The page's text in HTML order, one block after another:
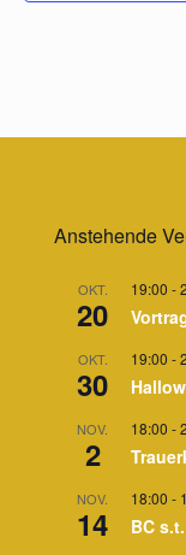
Anstehende
OKT.
20
19:00 -
OKT.
30
19:00 -
NOV.
2
18:00 -
NOV.
14
18:00 -
BC s.t.